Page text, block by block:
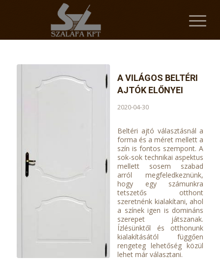
A VILÁGOS BELTÉRI
AJTÓK ELŐNYEI
2020-04-30
Beltéri ajtó választásnál a
forma és a méret mellett a
szín is fontos szempont. A
sok-sok technikai aspektus
mellett sosem szabad
arról megfeledkeznünk,
hogy egy számunkra
tetszetős otthont
szeretnénk kialakítani, ahol
a színek igen is domináns
szerepet játszanak.
Ízlésünktől és otthonunk
kialakításától függően
rengeteg lehetőség közül
lehet már választani.